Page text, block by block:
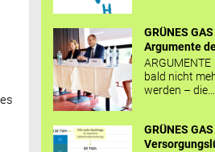
GRÜNES
Argumente
bald nicht
werden – die...
GRÜNES